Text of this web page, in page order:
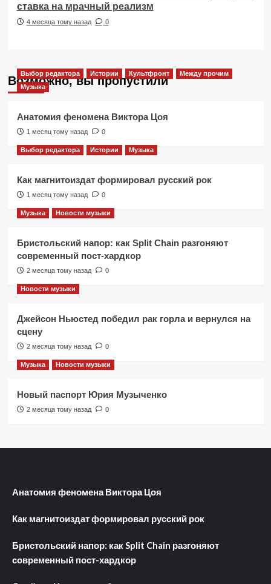
ставка на мрачный реализм
4 месяца тому назад 0
Возможно, вы пропустили
Выбор редактора Истории Культфронт
Между прочим
Музыка
Анатомия феномена Виктора Цоя
1 месяц тому назад 0
Выбор редактора Истории Музыка
Как магнитоиздат формировал русский рок
1 месяц тому назад 0
Музыка Новости музыки
Бристольский напор: как Split Chain разгоняют
современный пост-хардкор
2 месяца тому назад 0
Новости музыки
Джейсон Ньюстед победил рак горла и вернулся на
сцену
2 месяца тому назад 0
Музыка Новости музыки
Новый паспорт Юрия Музыченко
2 месяца тому назад 0
Анатомия феномена Виктора Цоя
Как магнитоиздат формировал русский рок
Бристольский напор: как Split Chain разгоняют
современный пост-хардкор